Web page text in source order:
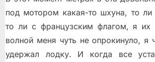
под мотором какая-то шхуна, то ли
то ли с французским флагом, я их
волной меня чуть не опрокинуло, я
удержал лодку. И когда все